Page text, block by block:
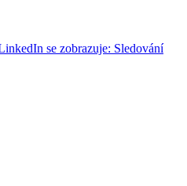
se zobrazuje: Sledování